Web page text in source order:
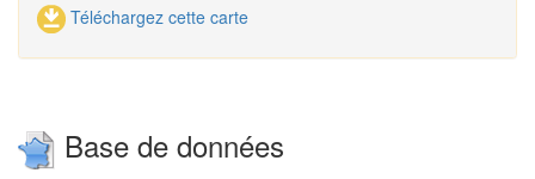
Téléchargez cette carte
Base de données